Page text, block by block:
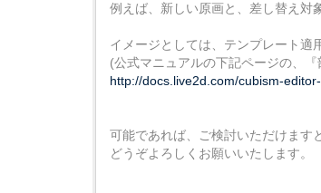
例えば、新しい原画と、差し替え対
イメージとしては、テンプレート適
(公式マニュアルの下記ページの、
http://docs.live2d.com/cubism-
可能であれば、ご検討いただけます
どうぞよろしくお願いいたします。